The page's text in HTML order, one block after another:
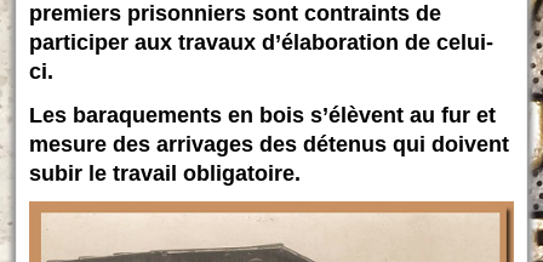
premiers prisonniers sont contraints de
participer aux travaux d’élaboration de celui-
ci.
Les baraquements en bois s’élèvent au fur et
mesure des arrivages des détenus qui doivent
subir le travail obligatoire.